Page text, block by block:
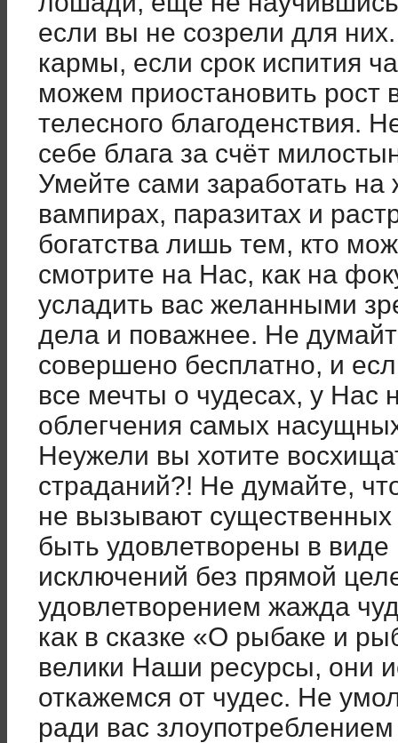
если вы не созрели для
кармы, если срок испития
можем приостановить рост
телесного благоденствия.
себе блага за счёт
Умейте сами заработать
вампирах, паразитах и
богатства лишь тем, кто
смотрите на Нас, как на
усладить вас желанными
дела и поважнее. Не
совершено бесплатно, и
все мечты о чудесах, у Нас
облегчения самых
Неужели вы хотите
страданий?! Не думайте,
не вызывают существенных
быть удовлетворены в
исключений без прямой
удовлетворением жажда
как в сказке «О рыбаке и
велики Наши ресурсы, они
откажемся от чудес. Не
ради вас